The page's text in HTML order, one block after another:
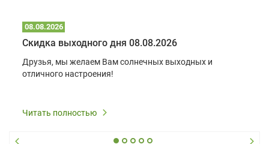
08.08.2026
Скидка выходного дня 08.08.2026
Друзья, мы желаем Вам солнечных выходных и
отличного настроения!
Читать полностью